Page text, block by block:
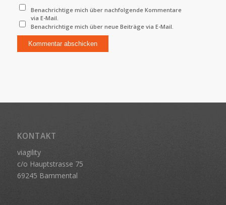
Benachrichtige mich über nachfolgende Kommentare
via E-Mail.
Benachrichtige mich über neue Beiträge via E-Mail.
KONTAKT
viagility
c/o Hauptstrasse 75
69245 Bammental